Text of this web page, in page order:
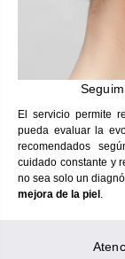
El servicio permite
pueda evaluar la
recomendados
cuidado constante y
no sea solo un
mejora de la piel .